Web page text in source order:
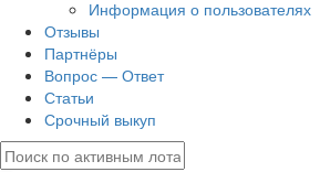
Информация о пользователях
Отзывы
Партнёры
Вопрос — Ответ
Статьи
Срочный выкуп